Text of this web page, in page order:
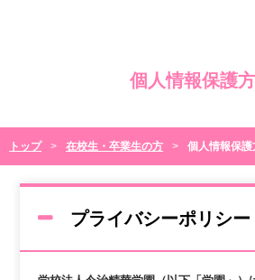
個人情報保護
トップ 在校生・卒業生の方 個人情報保護
プライバシーポリシー